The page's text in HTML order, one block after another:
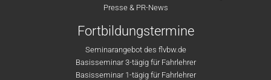
Presse & PR-News
Fortbildungstermine
Seminarangebot des flvbw.de
Basisseminar 3-tägig für Fahrlehrer
Basisseminar 1-tägig für Fahrlehrer